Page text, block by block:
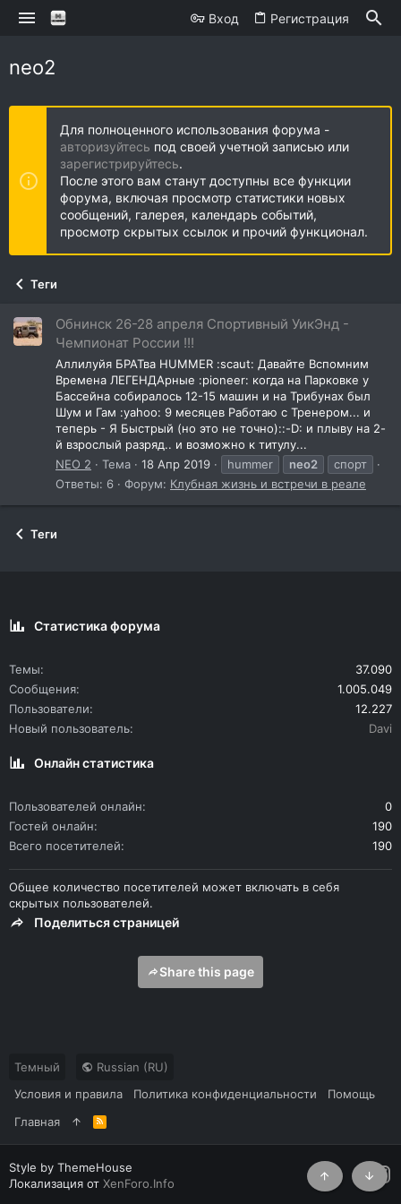
Вход Регистрация
neo2
Для полноценного использования форума -
авторизуйтесь под своей учетной записью или
зарегистрируйтесь.
После этого вам станут доступны все функции
форума, включая просмотр статистики новых
сообщений, галерея, календарь событий,
просмотр скрытых ссылок и прочий функционал.
Теги
Обнинск 26-28 апреля Спортивный УикЭнд -
Чемпионат России !!!
Аллилуйя БРАТва HUMMER :scaut: Давайте Вспомним
Времена ЛЕГЕНДАрные :pioneer: когда на Парковке у
Бассейна собиралось 12-15 машин и на Трибунах был
Шум и Гам :yahoo: 9 месяцев Работаю с Тренером... и
теперь - Я Быстрый (но это не точно)::-D: и плыву на 2-
й взрослый разряд.. и возможно к титулу...
NEO 2
Тема 18 Апр 2019 hummer neo2
спорт
Ответы: 6
Форум: Клубная жизнь и встречи в реале
Теги
Статистика форума
Темы
37.090
Сообщения
1.005.049
Пользователи
12.227
Новый пользователь
Davi
Онлайн статистика
Пользователей онлайн
0
Гостей онлайн
190
Всего посетителей
190
Общее количество посетителей может включать в себя
скрытых пользователей.
Поделиться страницей
Share this page
Темный
Russian (RU)
Условия и правила
Политика конфиденциальности
Помощь
Главная
R
S
S
Style by ThemeHouse
Локализация от XenForo.Info Сверху Снизу